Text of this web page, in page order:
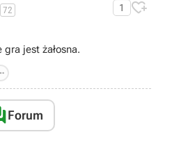
72 1 
jest żałosna.
Forum